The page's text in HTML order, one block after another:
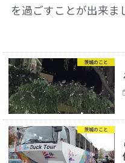
を過ごすことが出来ま
茨城のこと
茨城のこと